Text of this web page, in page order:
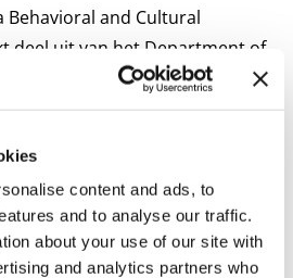
content and ads, to
and to analyse our traffic.
about your use of our site with
and analytics partners who
and Cultural
deel uit van het Department of
& Leadership. Zijn
organisatie-ecologie,
en
Hij is lid van de International
en de American Society of
verbonden aan het in Boston